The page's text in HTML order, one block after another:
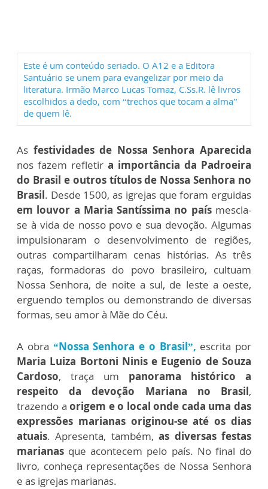
Este é um conteúdo seriado. O A12 e a Editora
Santuário se unem para evangelizar por meio da
literatura. Irmão Marco Lucas Tomaz, C.Ss.R. lê livros
escolhidos a dedo, com “trechos que tocam a alma”
de quem lê.
As festividades de Nossa Senhora Aparecida
nos fazem refletir a importância da Padroeira
do Brasil e outros títulos de Nossa Senhora no
Brasil. Desde 1500, as igrejas que foram erguidas
em louvor a Maria Santíssima no país mescla-
se à vida de nosso povo e sua devoção. Algumas
impulsionaram o desenvolvimento de regiões,
outras compartilharam cenas histórias. As três
raças, formadoras do povo brasileiro, cultuam
Nossa Senhora, de noite a sul, de leste a oeste,
erguendo templos ou demonstrando de diversas
formas, seu amor à Mãe do Céu.
A obra “Nossa Senhora e o Brasil”, escrita por
Maria Luiza Bortoni Ninis e Eugenio de Souza
Cardoso, traça um panorama histórico a
respeito da devoção Mariana no Brasil,
trazendo aorigem e o local onde cada uma das
expressões marianas originou-se até os dias
atuais. Apresenta, também,as diversas festas
marianas que acontecem pelo país. No final do
livro, conheça representações de Nossa Senhora
e as igrejas marianas.